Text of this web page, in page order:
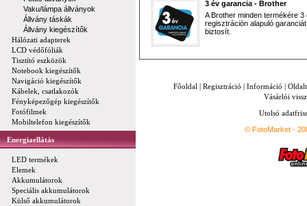
Vaku/lámpa állványok
Állvány táskák
Állvány kiegészítők
Hálózati adapterek
LCD védőfóliák
Tisztító eszközök
Notebook kiegészítők
Navigáció kiegészítők
Kábelek, csatlakozók
Fényképezőgép kiegészítők
Fotófilmek
Mobiltelefon kiegészítők
Energiaellátás
LED termékek
Elemek
Akkumulátorok
Speciális akkumulátorok
Külső akkumulátorok
3 év garancia - Brother
A Brother minden termékére 3
regisztráción alapuló garanciát
biztosít.
Főoldal | Regisztráció | Információ |
Vásárlói
Utolsó
© FotoMarket -